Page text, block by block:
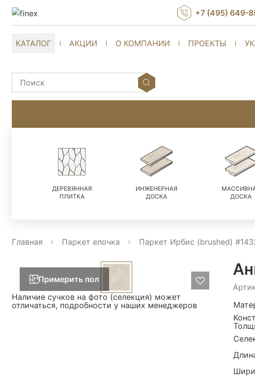
КАТАЛОГ АКЦИИ О КОМПАНИИ ПРОЕКТЫ
+7 (495) 649-
ДЕРЕВЯННАЯ
ПЛИТКА
ИНЖЕНЕРНАЯ
ДОСКА
ДОСКА
Главная Паркет елочка Паркет Ирбис (brushed)
Примерить пол
Наличие сучков на фото (селекция) может
отличаться, подробности у наших менеджеров